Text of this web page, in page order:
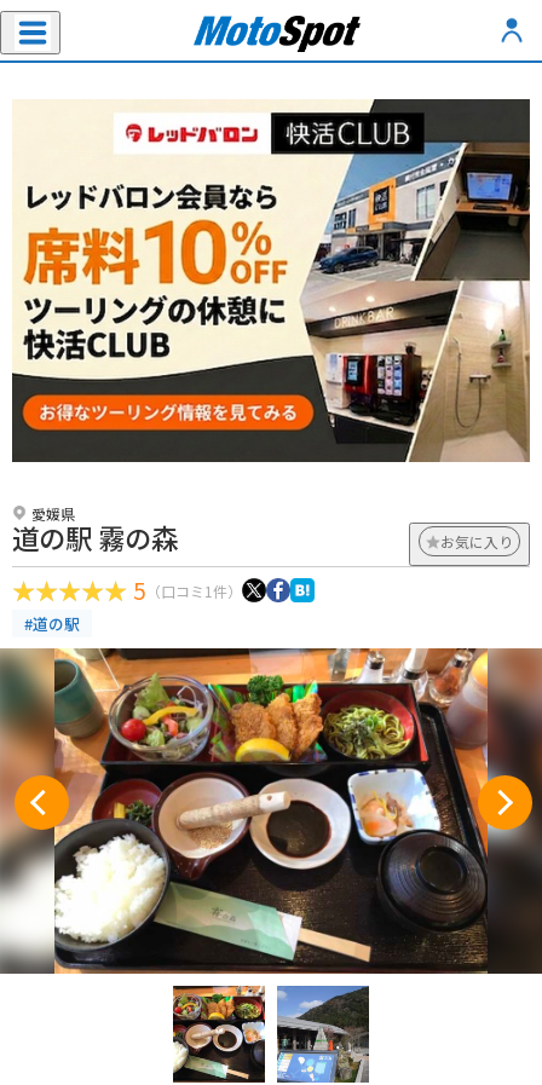
愛媛県
道の駅 霧の森 お気に入り
5 （口コミ1件）
#道の駅